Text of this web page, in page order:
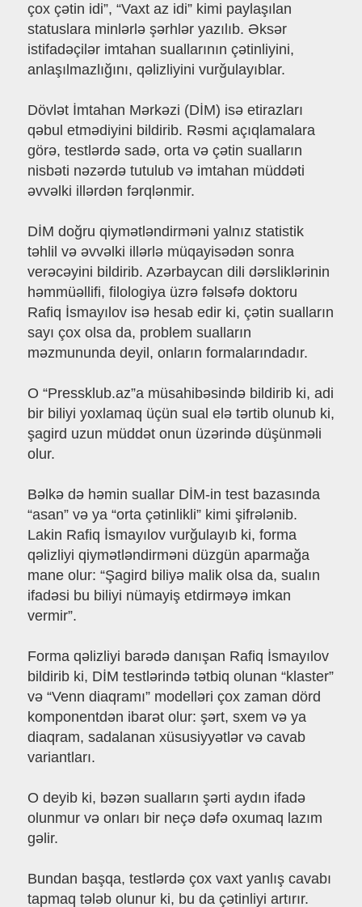
çox çətin idi”, “Vaxt az idi” kimi paylaşılan
statuslara minlərlə şərhlər yazılıb. Əksər
istifadəçilər imtahan suallarının çətinliyini,
anlaşılmazlığını, qəlizliyini vurğulayıblar.
Dövlət İmtahan Mərkəzi (DİM) isə etirazları
qəbul etmədiyini bildirib. Rəsmi açıqlamalara
görə, testlərdə sadə, orta və çətin sualların
nisbəti nəzərdə tutulub və imtahan müddəti
əvvəlki illərdən fərqlənmir.
DİM doğru qiymətləndirməni yalnız statistik
təhlil və əvvəlki illərlə müqayisədən sonra
verəcəyini bildirib. Azərbaycan dili dərsliklərinin
həmmüəllifi, filologiya üzrə fəlsəfə doktoru
Rafiq İsmayılov isə hesab edir ki, çətin sualların
sayı çox olsa da, problem sualların
məzmununda deyil, onların formalarındadır.
O “Pressklub.az”a müsahibəsində bildirib ki, adi
bir biliyi yoxlamaq üçün sual elə tərtib olunub ki,
şagird uzun müddət onun üzərində düşünməli
olur.
Bəlkə də həmin suallar DİM-in test bazasında
“asan” və ya “orta çətinlikli” kimi şifrələnib.
Lakin Rafiq İsmayılov vurğulayıb ki, forma
qəlizliyi qiymətləndirməni düzgün aparmağa
mane olur: “Şagird biliyə malik olsa da, sualın
ifadəsi bu biliyi nümayiş etdirməyə imkan
vermir”.
Forma qəlizliyi barədə danışan Rafiq İsmayılov
bildirib ki, DİM testlərində tətbiq olunan “klaster”
və “Venn diaqramı” modelləri çox zaman dörd
komponentdən ibarət olur: şərt, sxem və ya
diaqram, sadalanan xüsusiyyətlər və cavab
variantları.
O deyib ki, bəzən sualların şərti aydın ifadə
olunmur və onları bir neçə dəfə oxumaq lazım
gəlir.
Bundan başqa, testlərdə çox vaxt yanlış cavabı
tapmaq tələb olunur ki, bu da çətinliyi artırır.